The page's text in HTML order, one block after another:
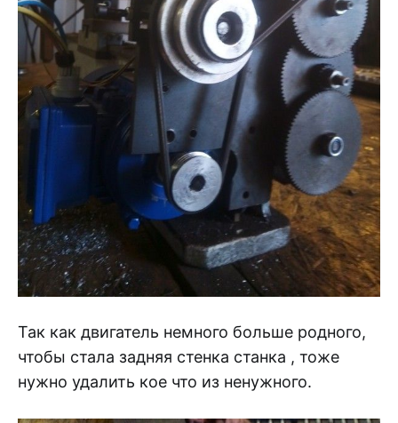
Так как двигатель немного больше родного,
чтобы стала задняя стенка станка , тоже
нужно удалить кое что из ненужного.